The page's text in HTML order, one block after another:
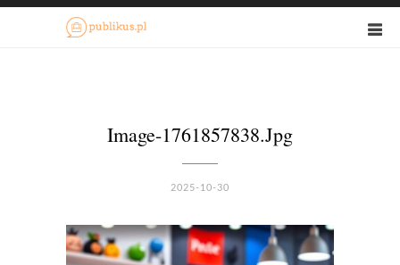
Image-1761857838.jpg
2025-10-30